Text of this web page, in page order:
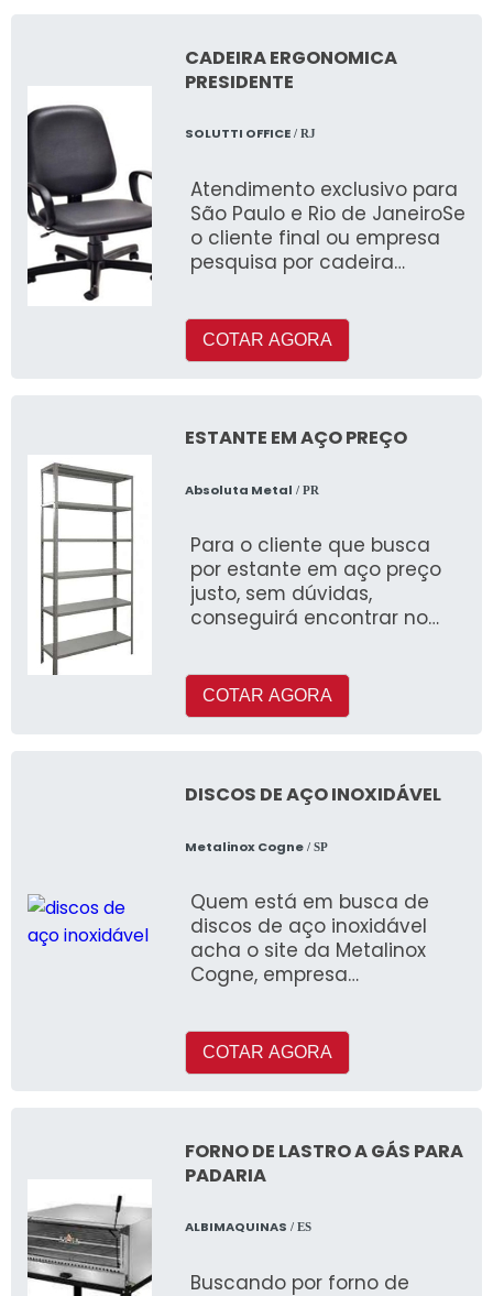
CADEIRA ERGONOMICA
PRESIDENTE
SOLUTTI OFFICE/ RJ
Atendimento exclusivo para
São Paulo e Rio de JaneiroSe
o cliente final ou empresa
pesquisa por cadeira
do ramo
COTAR AGORA
ESTANTE EM AÇO PREÇO
Absoluta Metal / PR
Para o cliente que busca
por estante em aço preço
justo, sem dúvidas,
conseguirá encontrar no
COTAR AGORA
DISCOS DE AÇO INOXIDÁVEL
Metalinox Cogne/ SP
Quem está em busca de
discos de aço inoxidável
acha o site da Metalinox
Cogne, empresa
aços inoxi
COTAR AGORA
FORNO DE LASTRO A GÁS PARA
PADARIA
ALBIMAQUINAS / ES
Buscando por forno de